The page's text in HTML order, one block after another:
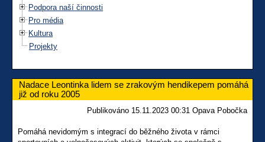
Podpora naší činnosti
Pro média
Kultura
Projekty
Nadace Leontinka lidem se zrakovým hendikepem pomáhá
již od roku 2005
Publikováno 15.11.2023 00:31 Opava Pobočka
Pomáhá nevidomým s integrací do běžného života v rámci